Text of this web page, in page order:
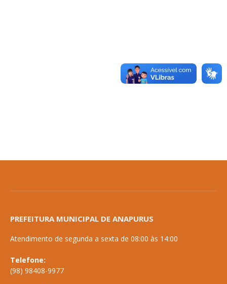
PREFEITURA MUNICIPAL DE ANAPURUS
Atendimento de segunda a sexta de 08:00 às 14:00
Telefone:
(98) 98408-9977